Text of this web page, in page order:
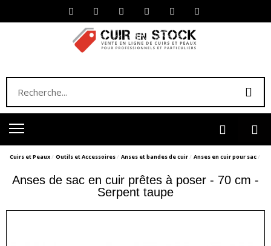
Cuirs et Peaux Outils et Accessoires Anses et bandes de cuir Anses en cuir pour sac
Anses de sac en cuir prêtes à poser - 70 cm -
Serpent taupe